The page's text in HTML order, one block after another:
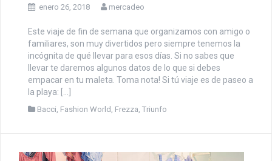
enero 26, 2018 mercadeo
Este viaje de fin de semana que organizamos con amigo o
familiares, son muy divertidos pero siempre tenemos la
incógnita de qué llevar para esos días. Si no sabes que
llevar te daremos algunos datos de lo que si debes
empacar en tu maleta. Toma nota! Si tú viaje es de paseo a
la playa: […]
Bacci Fashion World Frezza Triunfo